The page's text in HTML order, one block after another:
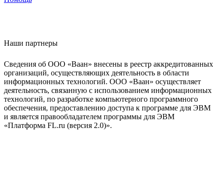
Наши партнеры
Сведения об ООО «Ваан» внесены в реестр аккредитованных
организаций, осуществляющих деятельность в области
информационных технологий. ООО «Ваан» осуществляет
деятельность, связанную с использованием информационных
технологий, по разработке компьютерного программного
обеспечения, предоставлению доступа к программе для ЭВМ
и является правообладателем программы для ЭВМ
«Платформа FL.ru (версия 2.0)».